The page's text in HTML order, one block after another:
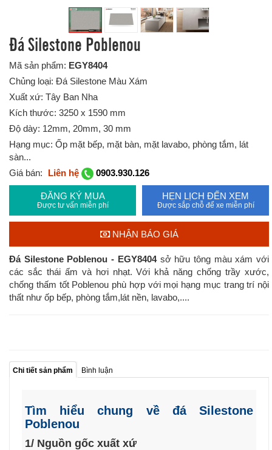
Đá Silestone Poblenou
Mã sản phẩm: EGY8404
Chủng loại: Đá Silestone Màu Xám
Xuất xứ: Tây Ban Nha
Kích thước: 3250 x 1590 mm
Độ dày: 12mm, 20mm, 30 mm
Hạng mục: Ốp mặt bếp, mặt bàn, mặt lavabo, phòng tắm, lát
sàn...
Giá bán:
Liên hệ 0903.930.126
ĐĂNG KÝ MUA
Được tư vấn miễn phí
HẸN LỊCH ĐẾN XEM
Được sắp chỗ để xe miễn phí
NHẬN BÁO GIÁ
Đá Silestone Poblenou - EGY8404sở hữu tông màu xám với
các sắc thái ấm và hơi nhạt. Với khả năng chống trầy xước,
chống thấm tốt Poblenou phù hợp với mọi hạng mục trang trí nội
thất như ốp bếp, phòng tắm,lát nền, lavabo,....
Chi tiết sản phẩm Bình luận
Tìm hiểu chung về đá Silestone
Poblenou
1/ Nguồn gốc xuất xứ